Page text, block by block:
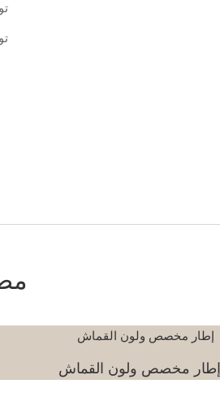
إطار مخصص ولون القماش